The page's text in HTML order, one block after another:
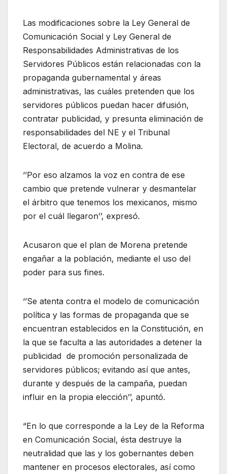
Las modificaciones sobre la Ley General de
Comunicación Social y Ley General de
Responsabilidades Administrativas de los
Servidores Públicos están relacionadas con la
propaganda gubernamental y áreas
administrativas, las cuáles pretenden que los
servidores públicos puedan hacer difusión,
contratar publicidad, y presunta eliminación de
responsabilidades del NE y el Tribunal
Electoral, de acuerdo a Molina.
‘’Por eso alzamos la voz en contra de ese
cambio que pretende vulnerar y desmantelar
el árbitro que tenemos los mexicanos, mismo
por el cuál llegaron’’, expresó.
Acusaron que el plan de Morena pretende
engañar a la población, mediante el uso del
poder para sus fines.
‘’Se atenta contra el modelo de comunicación
política y las formas de propaganda que se
encuentran establecidos en la Constitución, en
la que se faculta a las autoridades a detener la
publicidad de promoción personalizada de
servidores públicos; evitando así que antes,
durante y después de la campaña, puedan
influir en la propia elección’’, apuntó.
“En lo que corresponde a la Ley de la Reforma
en Comunicación Social, ésta destruye la
neutralidad que las y los gobernantes deben
mantener en procesos electorales, así como